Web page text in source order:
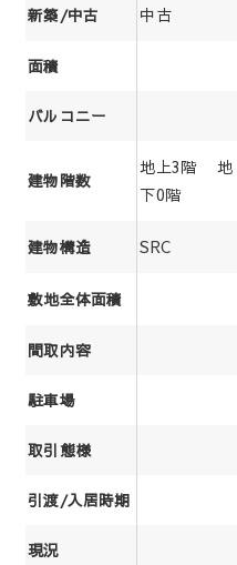
新築/中古 中古
面積
バルコニー
建物階数
地上3階 地
下0階
建物構造 SRC
敷地全体面積
間取内容
駐車場
取引態様
引渡/入居時期
現況